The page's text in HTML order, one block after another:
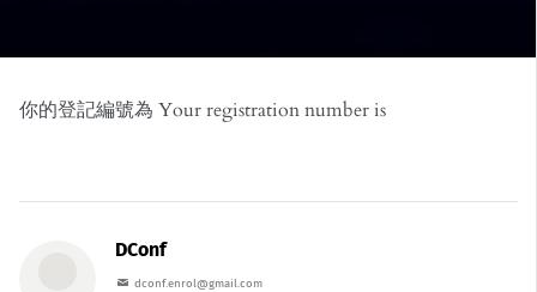
你的登記編號為 Your registration number is
DConf
dconf.enrol@gmail.com